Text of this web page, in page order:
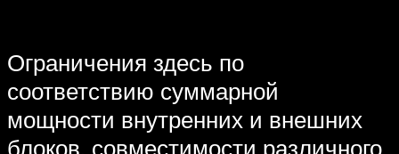
Ограничения здесь по
соответствию суммарной
мощности внутренних и внешних
блоков, совместимости различного